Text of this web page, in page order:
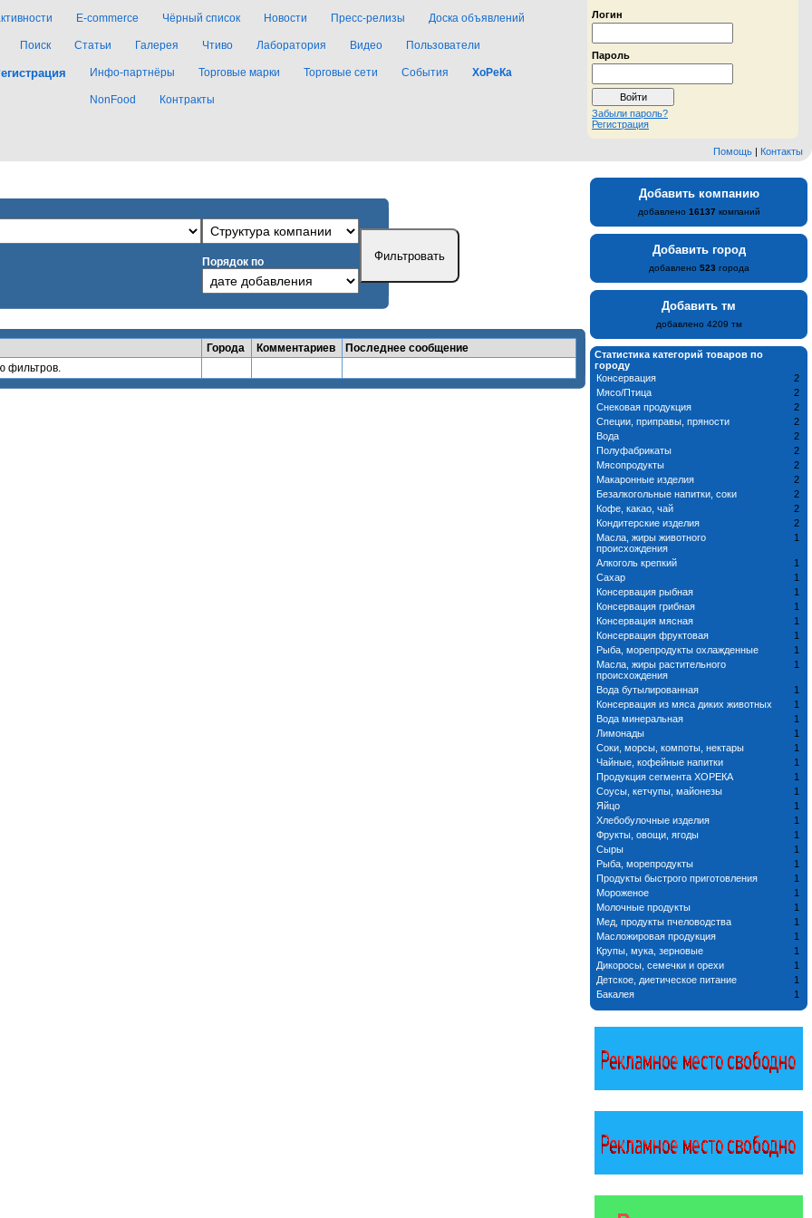
Логин
Пароль
Забыли пароль?
Регистрация
E-commerce Чёрный список Новости Пресс-релизы Доска объявлений
Поиск Статьи Галерея Чтиво Лаборатория Видео Пользователи
Инфо-партнёры Торговые марки Торговые сети События ХоРеКа
NonFood Контракты
Помощь | Контакты
Порядок по
Города Комментариев
Последнее сообщение
фильтров.
Добавить компанию
добавлено 16137 компаний
Добавить город
добавлено 523 города
Добавить тм
добавлено 4209 тм
Статистика категорий товаров по
городу
Консервация
2
Мясо/Птица
2
Снековая продукция
2
Специи, приправы, пряности
2
Вода
2
Полуфабрикаты
2
Мясопродукты
2
Макаронные изделия
2
Безалкогольные напитки, соки
2
Кофе, какао, чай
2
Кондитерские изделия
2
Масла, жиры животного
происхождения
1
Алкоголь крепкий
1
Сахар
1
Консервация рыбная
1
Консервация грибная
1
Консервация мясная
1
Консервация фруктовая
1
Рыба, морепродукты охлажденные
1
Масла, жиры растительного
происхождения
1
Вода бутылированная
1
Консервация из мяса диких животных
1
Вода минеральная
1
Лимонады
1
Соки, морсы, компоты, нектары
1
Чайные, кофейные напитки
1
Продукция сегмента ХОРЕКА
1
Соусы, кетчупы, майонезы
1
Яйцо
1
Хлебобулочные изделия
1
Фрукты, овощи, ягоды
1
Сыры
1
Рыба, морепродукты
1
Продукты быстрого приготовления
1
Мороженое
1
Молочные продукты
1
Мед, продукты пчеловодства
1
Масложировая продукция
1
Крупы, мука, зерновые
1
Дикоросы, семечки и орехи
1
Детское, диетическое питание
1
Бакалея
1